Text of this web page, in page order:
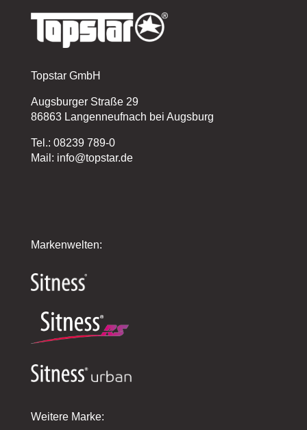
Topstar GmbH
Augsburger Straße 29
86863 Langenneufnach bei Augsburg
Tel.: 08239 789-0
Mail: info@topstar.de
Markenwelten:
Weitere Marke: